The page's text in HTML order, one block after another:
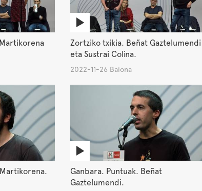
Zortziko txikia. Beñat Gaztelumendi
eta Sustrai Colina.
2022-11-26 Baiona
Ganbara. Puntuak. Beñat
Gaztelumendi.